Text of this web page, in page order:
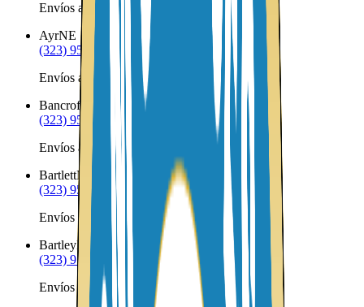
Envíos a Nicaragua desde Axtell
AyrNE
(323) 953-8100
Envíos a Nicaragua desde Ayr
Bancroft
NE
(323) 953-8100
Envíos a Nicaragua desde Bancroft
BartlettNE
(323) 953-8100
Envíos a Nicaragua desde Bartlett
BartleyNE
(323) 953-8100
Envíos a Nicaragua desde Bartley